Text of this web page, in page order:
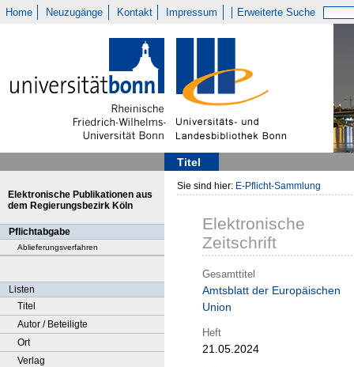
Home Neuzugänge Kontakt Impressum Erweiterte Suche
Titel
Elektronische Publikationen aus
dem Regierungsbezirk Köln
Pflichtabgabe
Ablieferungsverfahren
Listen
Titel
Autor / Beteiligte
Ort
Verlag
Sie sind hier: E-Pflicht-Sammlung
Elektronische
Zeitschrift
Gesamttitel
Amtsblatt der Europäischen
Union
Heft
21.05.2024